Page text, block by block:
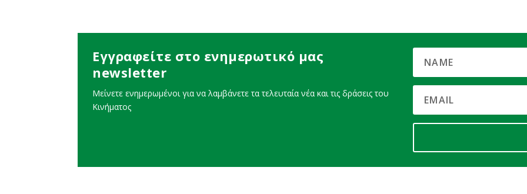
Εγγραφείτε στο ενημερωτικό μας
newsletter
Μείνετε ενημερωμένοι για να λαμβάνετε τα τελευταία νέα και τις δράσεις του
Κινήματος